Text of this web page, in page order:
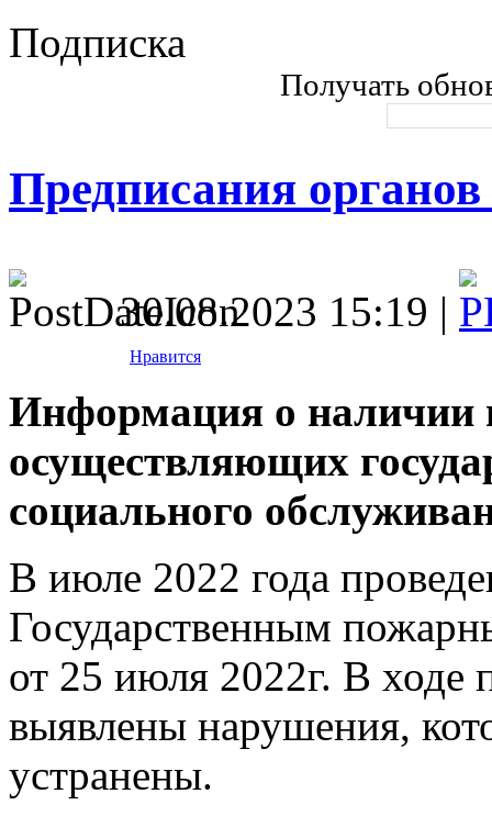
Подписка
Получать
Предписания
30.08.2023 15:19 |
Нравится
Информация о наличии
осуществляющих
социального
В июле 2022 года
Государственным
от 25 июля 2022г. В ходе
выявлены нарушения,
устранены.